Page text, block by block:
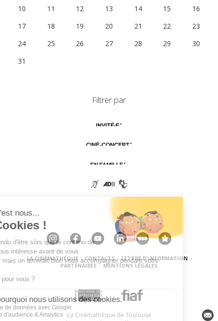
10
11 12 13 14 15
16
17
18 19 20 21 22
23
24
25 26 27 28 29
30
31
Filtrer par
LA CINÉMATHÈQUE · CONTACTS · LETTRE D'INFORMATION ·
PARTENAIRES · MENTIONS LÉGALES
La Cinémathèque de Toulouse